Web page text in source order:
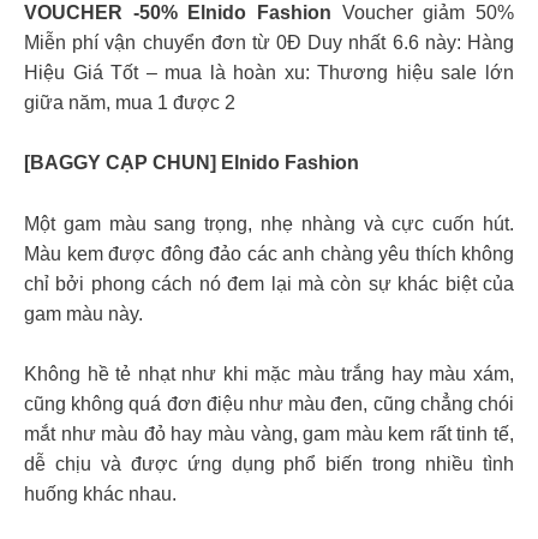
VOUCHER -50% Elnido Fashion Voucher giảm 50%
Miễn phí vận chuyển đơn từ 0Đ Duy nhất 6.6 này: Hàng
Hiệu Giá Tốt – mua là hoàn xu: Thương hiệu sale lớn
giữa năm, mua 1 được 2
[BAGGY CẠP CHUN] Elnido Fashion
Một gam màu sang trọng, nhẹ nhàng và cực cuốn hút.
Màu kem được đông đảo các anh chàng yêu thích không
chỉ bởi phong cách nó đem lại mà còn sự khác biệt của
gam màu này.
Không hề tẻ nhạt như khi mặc màu trắng hay màu xám,
cũng không quá đơn điệu như màu đen, cũng chẳng chói
mắt như màu đỏ hay màu vàng, gam màu kem rất tinh tế,
dễ chịu và được ứng dụng phổ biến trong nhiều tình
huống khác nhau.